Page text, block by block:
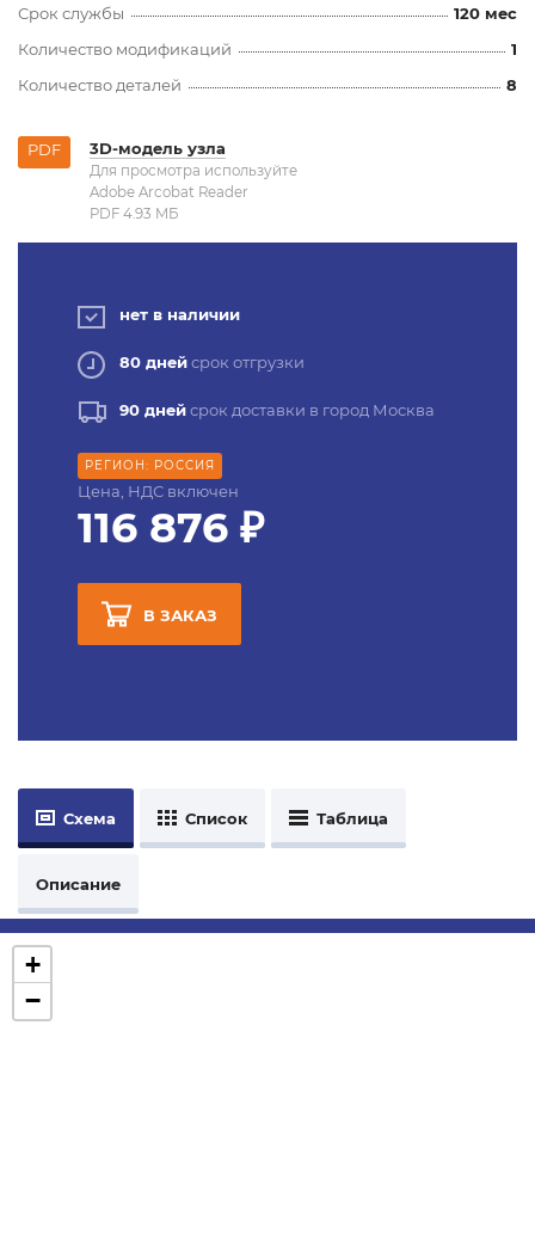
Срок службы
120 мес
Количество модификаций
1
Количество деталей
8
PDF 3D-модель узла
Для просмотра используйте
Adobe Arcobat Reader
PDF 4.93 MБ
нет в наличии
80 днейсрок отгрузки
90 днейсрок доставки в город Москва
РЕГИОН: РОССИЯ
Цена, НДС включен
116 876 ₽
В ЗАКАЗ
Схема Список Таблица
Описание
+
−